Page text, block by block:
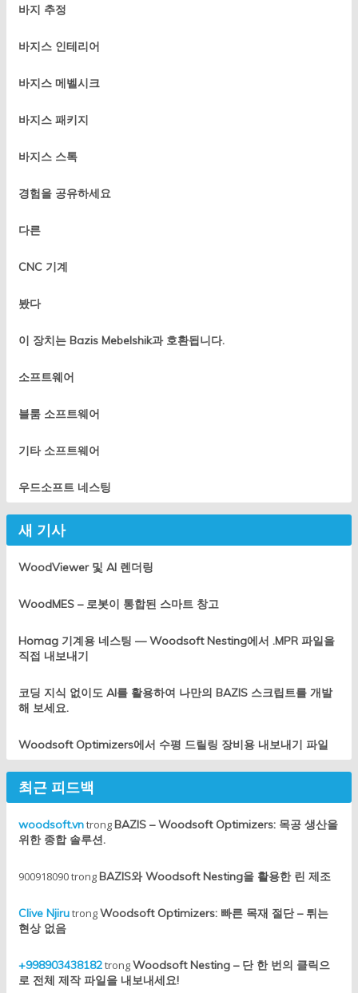
바지 추정
바지스 인테리어
바지스 메벨시크
바지스 패키지
바지스 스톡
경험을 공유하세요
다른
CNC 기계
봤다
이 장치는 Bazis Mebelshik과 호환됩니다.
소프트웨어
블룸 소프트웨어
기타 소프트웨어
우드소프트 네스팅
새 기사
WoodViewer 및 AI 렌더링
WoodMES – 로봇이 통합된 스마트 창고
Homag 기계용 네스팅 — Woodsoft Nesting에서 .MPR 파일을
직접 내보내기
코딩 지식 없이도 AI를 활용하여 나만의 BAZIS 스크립트를 개발
해 보세요.
Woodsoft Optimizers에서 수평 드릴링 장비용 내보내기 파일
최근 피드백
woodsoft.vntrongBAZIS – Woodsoft Optimizers: 목공 생산을
위한 종합 솔루션.
900918090trongBAZIS와 Woodsoft Nesting을 활용한 린 제조
Clive NjirutrongWoodsoft Optimizers: 빠른 목재 절단 – 튀는
현상 없음
+998903438182trongWoodsoft Nesting – 단 한 번의 클릭으
로 전체 제작 파일을 내보내세요!